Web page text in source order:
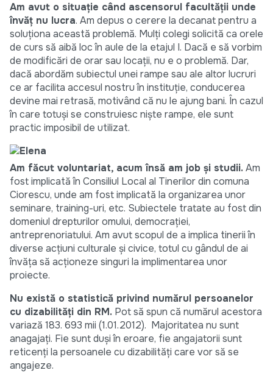
Am avut o situaţie când ascensorul facultăţii unde
învăţ nu lucra. Am depus o cerere la decanat pentru a
soluţiona această problemă. Mulţi colegi solicită ca orele
de curs să aibă loc în aule de la etajul I. Dacă e să vorbim
de modificări de orar sau locaţii, nu e o problemă. Dar,
dacă abordăm subiectul unei rampe sau ale altor lucruri
ce ar facilita accesul nostru în instituţie, conducerea
devine mai retrasă, motivând că nu le ajung bani. În cazul
în care totuşi se construiesc nişte rampe, ele sunt
practic imposibil de utilizat.
Am făcut voluntariat, acum însă am job şi studii.Am
fost implicată în Consiliul Local al Tinerilor din comuna
Ciorescu, unde am fost implicată la organizarea unor
seminare, training-uri, etc. Subiectele tratate au fost din
domeniul drepturilor omului, democraţiei,
antreprenoriatului. Am avut scopul de a implica tinerii în
diverse acţiuni culturale şi civice, totul cu gândul de ai
învăţa să acţioneze singuri la implimentarea unor
proiecte.
Nu există o statistică privind numărul persoanelor
cu dizabilităţi din RM. Pot să spun că numărul acestora
variază 183. 693 mii (1.01.2012). Majoritatea nu sunt
anagajaţi. Fie sunt duşi în eroare, fie angajatorii sunt
reticenţi la persoanele cu dizabilităţi care vor să se
angajeze.